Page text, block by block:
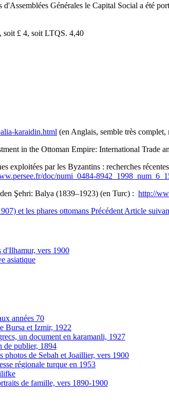
Générales le Capital Social a été
soit £ 4, soit LTQS. 4,40
karaidin.html (en Anglais, semble très complet,
in the Ottoman Empire: International Trade
exploitées par les Byzantins : recherches
doc/numi_0484-
Şehri: Balya (1839–1923) (en Turc) : http://
et les phares ottomans Précédent Article
d'Ilhamur, vers 1900
asiatique
années 70
Bursa et Izmir, 1922
un document en karamanli, 1927
de publier, 1894
photos de Sebah et Joaillier, vers 1900
régionale turque en 1953
de famille, vers 1890-1900